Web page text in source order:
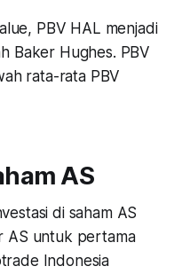
PBV HAL menjadi
Baker Hughes. PBV
rata-rata PBV
AS
di saham AS
AS untuk pertama
Indonesia